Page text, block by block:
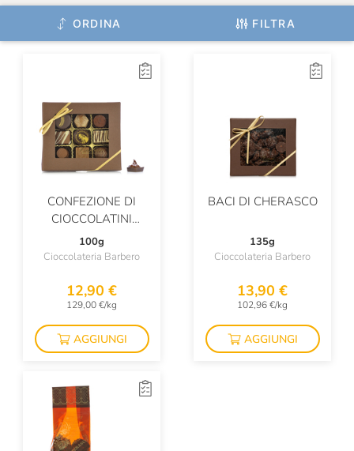
ORDINA FILTRA
Slitti
Tantì
Tipico
Torronificio Del Casale
Torta Pistocchi
Tumminello
Vicenzi
CONFEZIONE DI
CIOCCOLATINI
ASSORTITI
100g
Cioccolateria Barbero
12,90 €
129,00 €/kg
AGGIUNGI
BACI DI CHERASCO
135g
Cioccolateria Barbero
13,90 €
102,96 €/kg
AGGIUNGI